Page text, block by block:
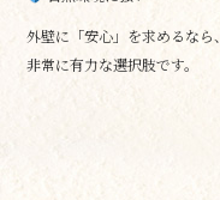
外壁に「安心」を求めるなら、
非常に有力な選択肢です。